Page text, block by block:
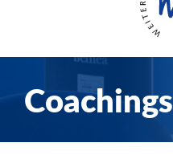
Coachings